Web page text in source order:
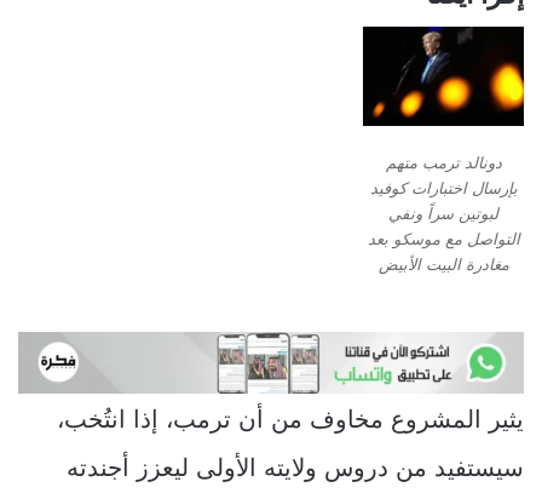
دونالد ترمب متهم
بإرسال اختبارات كوفيد
لبوتين سراً ونفي
التواصل مع موسكو بعد
مغادرة البيت الأبيض
يثير المشروع مخاوف من أن ترمب، إذا انتُخب،
سيستفيد من دروس ولايته الأولى ليعزز أجندته